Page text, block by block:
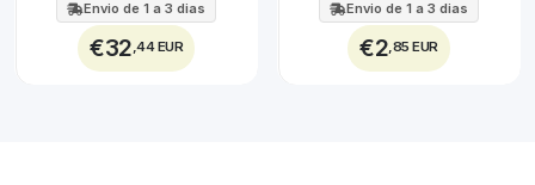
Envio de 1 a 3 dias
€32,44 EUR
Envio de 1 a 3 dias
€2,85 EUR